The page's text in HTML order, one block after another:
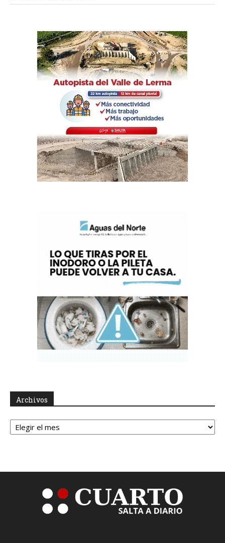
Archivos
Archivos